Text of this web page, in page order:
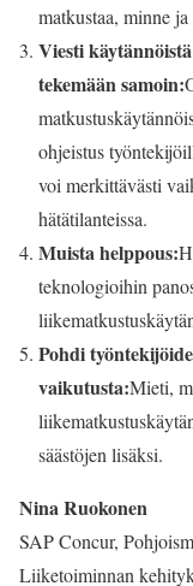
matkustaa, minne
Viesti
tekemään samoin:
ohjeistus
voi merkittävästi
hätätilanteissa.
Muista helppous:
teknologioihin
Pohdi
vaikutusta:Mieti,
säästöjen lisäksi.
Nina Ruokonen
SAP Concur,
Liiketoiminnan